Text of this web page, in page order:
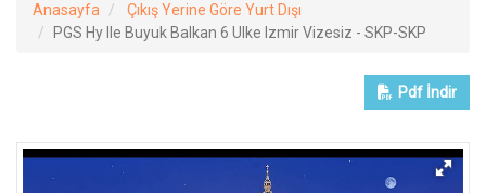
Anasayfa
Çıkış Yerine Göre Yurt Dışı
PGS Hy Ile Buyuk Balkan 6 Ulke Izmir Vizesiz - SKP-SKP
Pdf İndir